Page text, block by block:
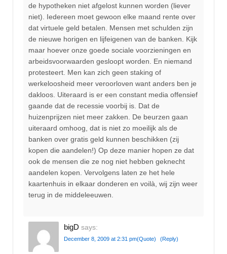
de hypotheken niet afgelost kunnen worden (liever
niet). Iedereen moet gewoon elke maand rente over
dat virtuele geld betalen. Mensen met schulden zijn
de nieuwe horigen en lijfeigenen van de banken. Kijk
maar hoever onze goede sociale voorzieningen en
arbeidsvoorwaarden gesloopt worden. En niemand
protesteert. Men kan zich geen staking of
werkeloosheid meer veroorloven want anders ben je
dakloos. Uiteraard is er een constant media offensief
gaande dat de recessie voorbij is. Dat de
huizenprijzen niet meer zakken. De beurzen gaan
uiteraard omhoog, dat is niet zo moeilijk als de
banken over gratis geld kunnen beschikken (zij
kopen die aandelen!) Op deze manier hopen ze dat
ook de mensen die ze nog niet hebben geknecht
aandelen kopen. Vervolgens laten ze het hele
kaartenhuis in elkaar donderen en voilà, wij zijn weer
terug in de middeleeuwen.
bigD says:
December 8, 2009 at 2:31 pm(Quote) (Reply)